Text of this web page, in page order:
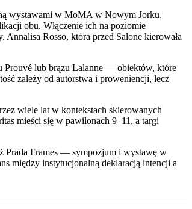
wystawami w MoMA w Nowym Jorku,
obu. Włączenie ich na poziomie
Rosso, która przed Salone kierowała
Prouvé lub brązu Lalanne — obiektów, które
zależy od autorstwa i proweniencji, lecz
wiele lat w kontekstach skierowanych
mieści się w pawilonach 9–11, a targi
Prada Frames — sympozjum i wystawę w
między instytucjonalną deklaracją intencji a